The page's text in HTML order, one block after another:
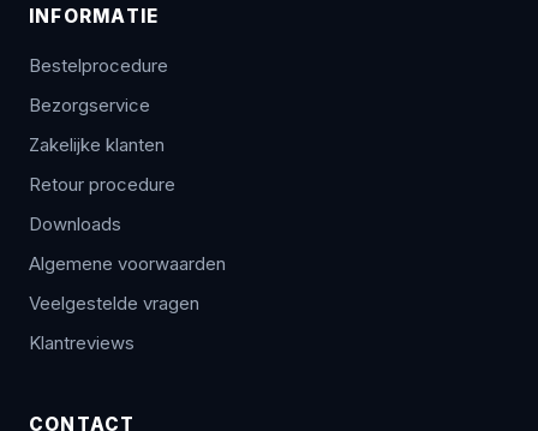
INFORMATIE
Bestelprocedure
Bezorgservice
Zakelijke klanten
Retour procedure
Downloads
Algemene voorwaarden
Veelgestelde vragen
Klantreviews
CONTACT